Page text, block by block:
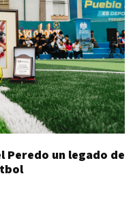
Peredo un legado de